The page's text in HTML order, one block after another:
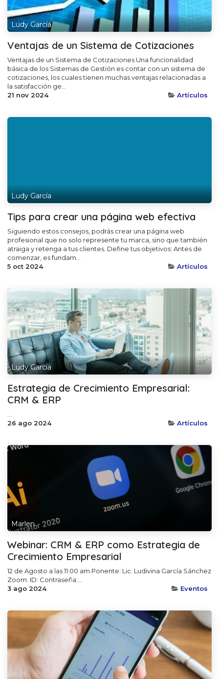
Ludy García
Ventajas de un Sistema de Cotizaciones
Ventajas de un Sistema de Cotizaciones Una funcionalidad
básica de los Sistemas de Gestión es contar con un sistema de
cotizaciones, los cuales tienen muchas ventajas relacionadas a
la satisfacción ge...
21 nov 2024
Artículos
Ludy García
Tips para crear una página web efectiva
Siguiendo estos consejos, podrás crear una página web
profesional que no solo represente tu marca, sino que también
atraiga y retenga a tus clientes. Define tus objetivos: Antes de
comenzar, es fundam...
5 oct 2024
Artículos
Ludy García
Estrategia de Crecimiento Empresarial:
CRM & ERP
26 ago 2024
Artículos
Marlen
Webinar: CRM & ERP como Estrategia de
Crecimiento Empresarial
12 de Agosto a las 11:00 am Ponente: Lic. Ludivina García Sánchez
Zoom: ID: Contraseña:...
3 ago 2024
Eventos